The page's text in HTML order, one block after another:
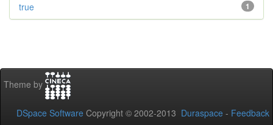
1
true
Theme by
DSpace Software Copyright © 2002-2013 Duraspace - Feedback